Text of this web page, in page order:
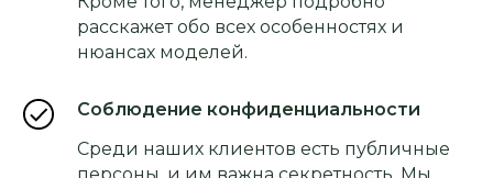
расскажет обо всех особенностях и
нюансах моделей.
Соблюдение конфиденциальности
Среди наших клиентов есть публичные
персоны, и им важна секретность. Мы